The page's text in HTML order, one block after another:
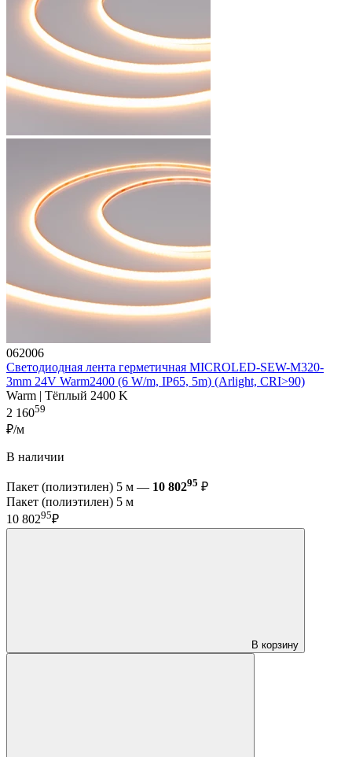
062006
Светодиодная лента герметичная MICROLED-SEW-M320-
3mm 24V Warm2400 (6 W/m, IP65, 5m) (Arlight, CRI>90)
Warm | Тёплый 2400 K
2 16059
₽/м
В наличии
Пакет (полиэтилен) 5 м — 10 80295 ₽
Пакет (полиэтилен) 5 м
10 80295₽
В корзину